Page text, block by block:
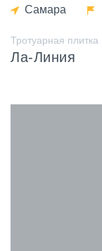
Самара
Тротуарная плитка
Ла-Линия